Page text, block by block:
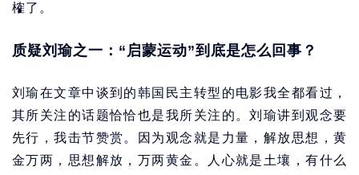
榷了。
质疑刘瑜之一：“启蒙运动”到底是怎么回事？
刘瑜在文章中谈到的韩国民主转型的电影我全都看过，
其所关注的话题恰恰也是我所关注的。刘瑜讲到观念要
先行，我击节赞赏。因为观念就是力量，解放思想，黄
金万两，思想解放，万两黄金。人心就是土壤，有什么